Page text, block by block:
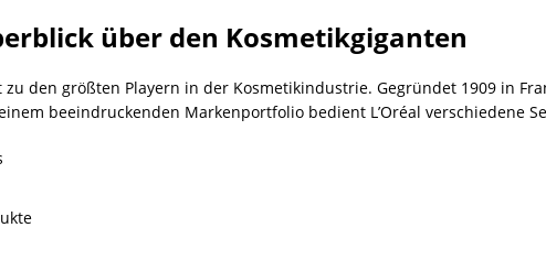
über den Kosmetikgiganten
zu den größten Playern in der Kosmetikindustrie. Gegründet 1909 in
beeindruckenden Markenportfolio bedient L’Oréal verschiedene